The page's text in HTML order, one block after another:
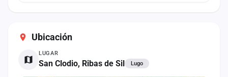
Ubicación
LUGAR
San Clodio, Ribas de Sil Lugo